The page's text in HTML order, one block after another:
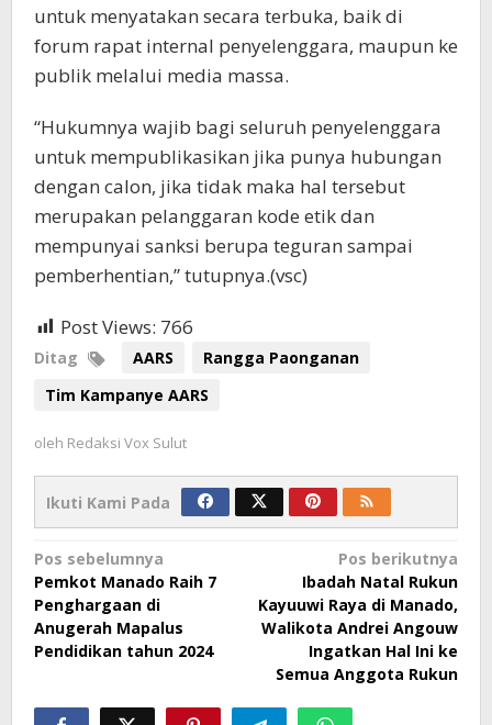
untuk menyatakan secara terbuka, baik di
forum rapat internal penyelenggara, maupun ke
publik melalui media massa.
“Hukumnya wajib bagi seluruh penyelenggara
untuk mempublikasikan jika punya hubungan
dengan calon, jika tidak maka hal tersebut
merupakan pelanggaran kode etik dan
mempunyai sanksi berupa teguran sampai
pemberhentian,” tutupnya.(vsc)
Post Views: 766
Ditag AARS
Rangga Paonganan
Tim Kampanye AARS
oleh Redaksi Vox Sulut
Ikuti Kami Pada
Navigasi
pos
Pos sebelumnya
Pemkot Manado Raih 7
Penghargaan di
Anugerah Mapalus
Pendidikan tahun 2024
Pos berikutnya
Ibadah Natal Rukun
Kayuuwi Raya di Manado,
Walikota Andrei Angouw
Ingatkan Hal Ini ke
Semua Anggota Rukun